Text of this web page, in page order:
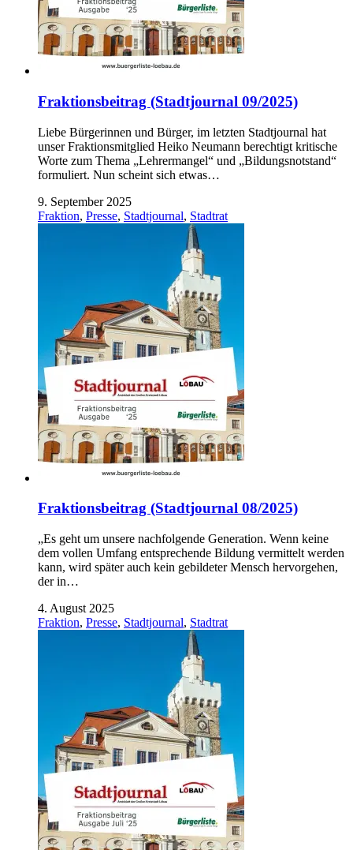
Fraktionsbeitrag (Stadtjournal 09/2025)
Liebe Bürgerinnen und Bürger, im letzten Stadtjournal hat
unser Fraktionsmitglied Heiko Neumann berechtigt kritische
Worte zum Thema „Lehrermangel“ und „Bildungsnotstand“
formuliert. Nun scheint sich etwas…
9. September 2025
Fraktion, Presse, Stadtjournal, Stadtrat
Fraktionsbeitrag (Stadtjournal 08/2025)
„Es geht um unsere nachfolgende Generation. Wenn keine
dem vollen Umfang entsprechende Bildung vermittelt werden
kann, wird später auch kein gebildeter Mensch hervorgehen,
der in…
4. August 2025
Fraktion, Presse, Stadtjournal, Stadtrat